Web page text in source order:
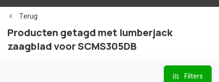
Terug
Producten getagd met lumberjack
zaagblad voor SCMS305DB
Filters